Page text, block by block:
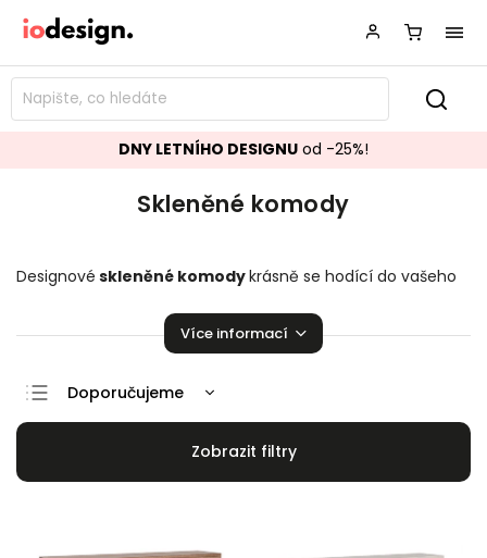
DNY LETNÍHO DESIGNU od -25%!
Skleněné komody
Designové skleněné komodykrásně se hodící do vašeho
Více informací
Doporučujeme
Nejlevnější